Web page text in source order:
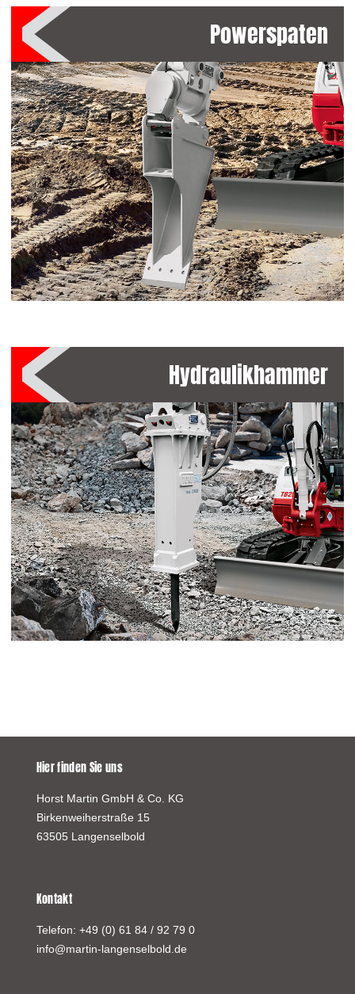
Powerspaten
Hydraulikhammer
Hier finden Sie uns
Horst Martin GmbH & Co. KG
Birkenweiherstraße 15
63505 Langenselbold
Kontakt
Telefon: +49 (0) 61 84 / 92 79 0
info@martin-langenselbold.de